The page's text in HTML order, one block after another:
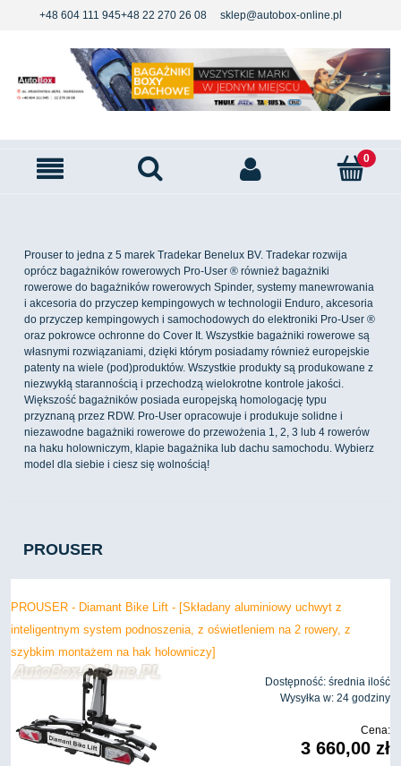
+48 604 111 945+48 22 270 26 08 sklep@autobox-online.pl
Prouser to jedna z 5 marek Tradekar Benelux BV. Tradekar rozwija
oprócz bagażników rowerowych Pro-User ® również bagażniki
rowerowe do bagażników rowerowych Spinder, systemy manewrowania
i akcesoria do przyczep kempingowych w technologii Enduro, akcesoria
do przyczep kempingowych i samochodowych do elektroniki Pro-User ®
oraz pokrowce ochronne do Cover It. Wszystkie bagażniki rowerowe są
własnymi rozwiązaniami, dzięki którym posiadamy również europejskie
patenty na wiele (pod)produktów. Wszystkie produkty są produkowane z
niezwykłą starannością i przechodzą wielokrotne kontrole jakości.
Większość bagażników posiada europejską homologację typu
przyznaną przez RDW. Pro-User opracowuje i produkuje solidne i
niezawodne bagażniki rowerowe do przewożenia 1, 2, 3 lub 4 rowerów
na haku holowniczym, klapie bagażnika lub dachu samochodu. Wybierz
model dla siebie i ciesz się wolnością!
PROUSER
PROUSER - Diamant Bike Lift - [Składany aluminiowy uchwyt z
inteligentnym system podnoszenia, z oświetleniem na 2 rowery, z
szybkim montażem na hak holowniczy]
Dostępność: średnia ilość
Wysyłka w: 24 godziny
Cena:
3 660,00 zł